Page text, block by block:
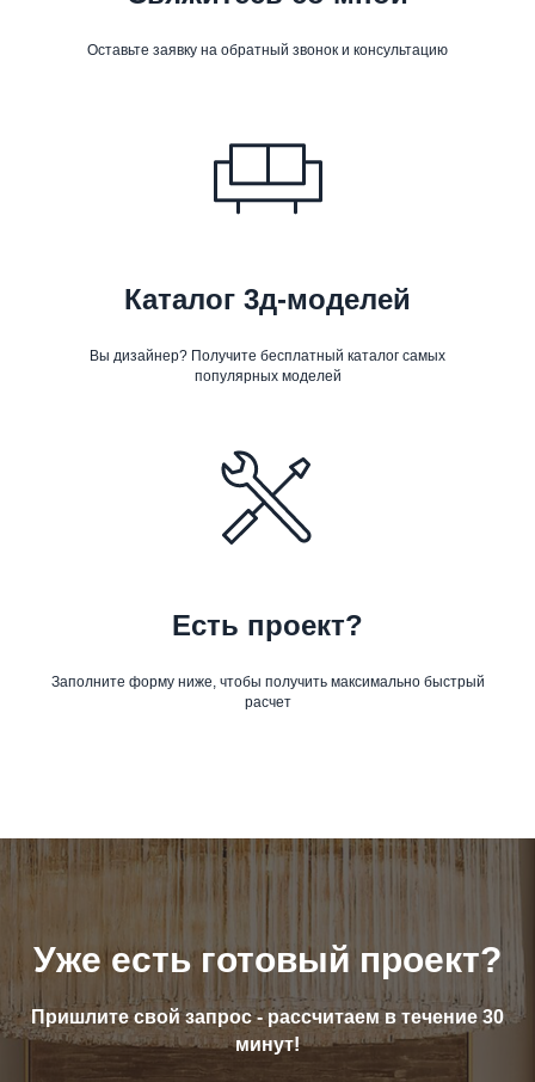
Оставьте заявку на обратный звонок и консультацию
Каталог 3д-моделей
Вы дизайнер? Получите бесплатный каталог самых
популярных моделей
Есть проект?
Заполните форму ниже, чтобы получить максимально быстрый
расчет
Уже есть готовый проект?
Пришлите свой запрос - рассчитаем в течение 30
минут!